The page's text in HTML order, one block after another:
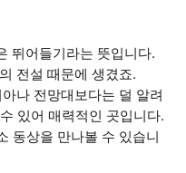
뛰어들기라는 뜻입니다.
전설 때문에 생겼죠.
나 전망대보다는 덜 알려
있어 매력적인 곳입니다.
동상을 만나볼 수 있습니